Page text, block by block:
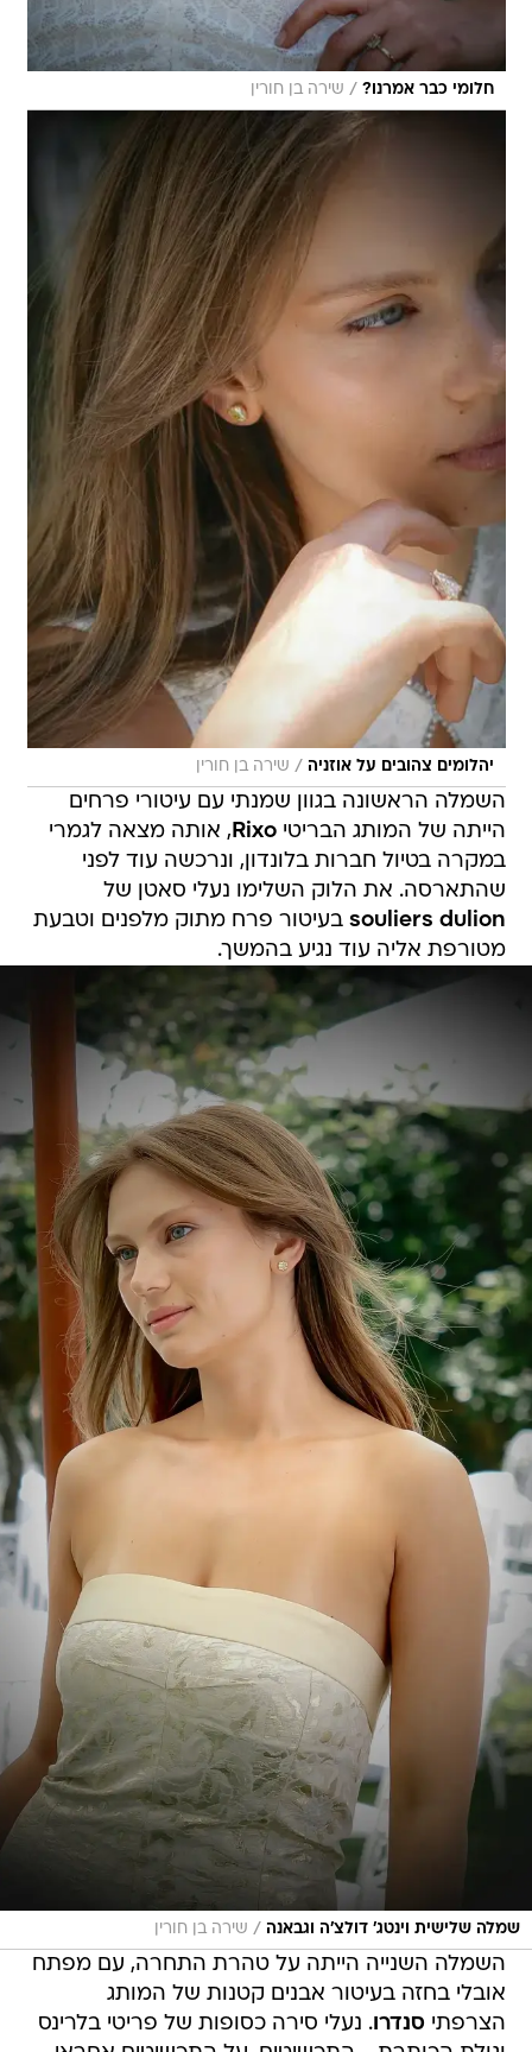
חלומי כבר אמרנו? / שירה בן חורין
יהלומים צהובים על אוזניה / שירה בן חורין
השמלה הראשונה בגוון שמנתי עם עיטורי פרחים
הייתה של המותג הבריטיRixo , אותה מצאה לגמרי
במקרה בטיול חברות בלונדון, ונרכשה עוד לפני
שהתארסה. את הלוק השלימו נעלי סאטן של
souliers dulion בעיטור פרח מתוק מלפנים וטבעת
מטורפת אליה עוד נגיע בהמשך.
שמלה שלישית וינטג' דולצ'ה וגבאנה / שירה בן חורין
השמלה השנייה הייתה על טהרת התחרה, עם מפתח
אובלי בחזה בעיטור אבנים קטנות של המותג
הצרפתיסנדרו. נעלי סירה כסופות של פריטי בלרינס